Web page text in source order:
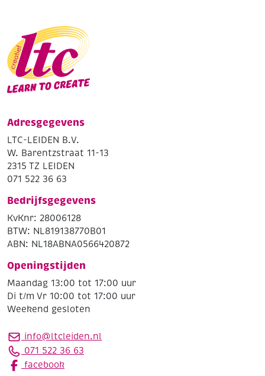
Adresgegevens
LTC-LEIDEN B.V.
W. Barentzstraat 11-13
2315 TZ LEIDEN
071 522 36 63
Bedrijfsgegevens
KvKnr: 28006128
BTW: NL819138770B01
ABN: NL18ABNA0566420872
Openingstijden
Maandag 13:00 tot 17:00 uur
Di t/m Vr 10:00 tot 17:00 uur
Weekend gesloten
info@ltcleiden.nl
071 522 36 63
facebook